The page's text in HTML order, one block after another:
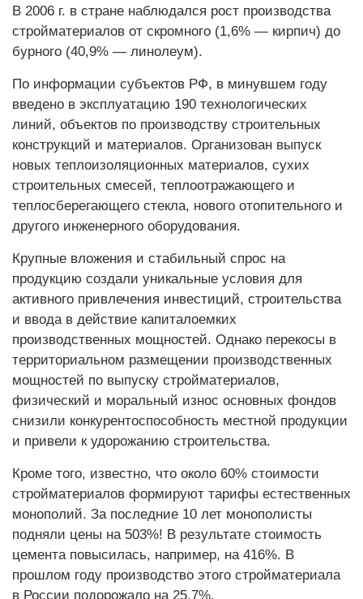
В 2006 г. в стране наблюдался рост производства
стройматериалов от скромного (1,6% — кирпич) до
бурного (40,9% — линолеум).
По информации субъектов РФ, в минувшем году
введено в эксплуатацию 190 технологических
линий, объектов по производству строительных
конструкций и материалов. Организован выпуск
новых теплоизоляционных материалов, сухих
строительных смесей, теплоотражающего и
теплосберегающего стекла, нового отопительного и
другого инженерного оборудования.
Крупные вложения и стабильный спрос на
продукцию создали уникальные условия для
активного привлечения инвестиций, строительства
и ввода в действие капиталоемких
производственных мощностей. Однако перекосы в
территориальном размещении производственных
мощностей по выпуску стройматериалов,
физический и моральный износ основных фондов
снизили конкурентоспособность местной продукции
и привели к удорожанию строительства.
Кроме того, известно, что около 60% стоимости
стройматериалов формируют тарифы естественных
монополий. За последние 10 лет монополисты
подняли цены на 503%! В результате стоимость
цемента повысилась, например, на 416%. В
прошлом году производство этого стройматериала
в России подорожало на 25,7%.